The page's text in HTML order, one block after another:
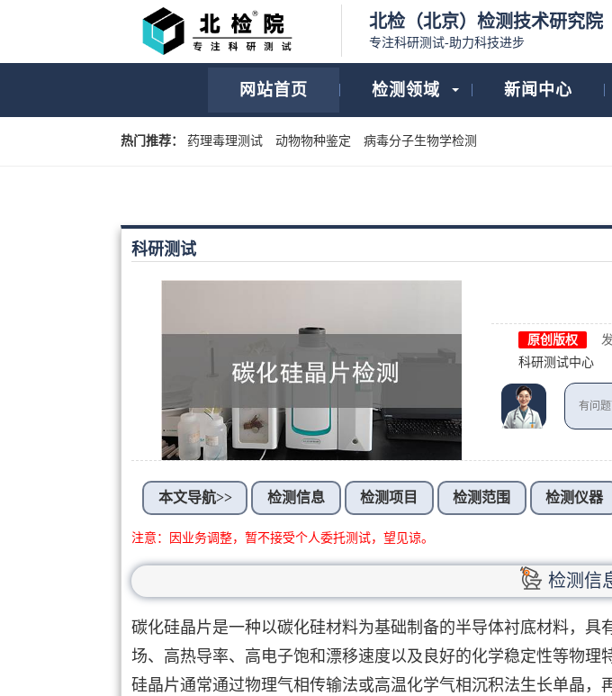
北检（北京）检测技术研究院
专注科研测试-助力科技进步
网站首页 检测领域 新闻中心
热门推荐： 药理毒理测试 动物物种鉴定 病毒分子生物学检测
科研测试
原创版权
科研测试中心
有问
本文导航>> 检测信息 检测项目 检测范围 检测仪器
注意：因业务调整，暂不接受个人委托测试，望见谅。
检测信
碳化硅晶片是一种以碳化硅材料为基础制备的半导体衬底材料，
场、高热导率、高电子饱和漂移速度以及良好的化学稳定性等物
硅晶片通常通过物理气相传输法或高温化学气相沉积法生长单晶，